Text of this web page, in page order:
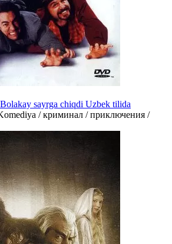
sayrga chiqdi Uzbek tilida
/ криминал / приключения /